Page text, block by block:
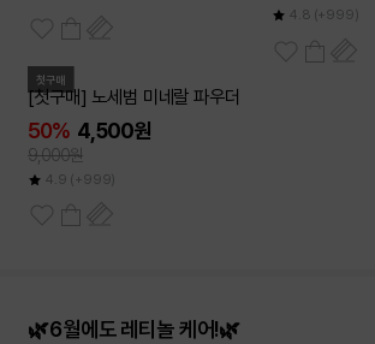
4.8 (+999)
첫구매
[첫구매] 노세범 미네랄 파우더
50% 4,500원
9,000원
4.9 (+999)
🌿6월에도 레티놀 케어!🌿